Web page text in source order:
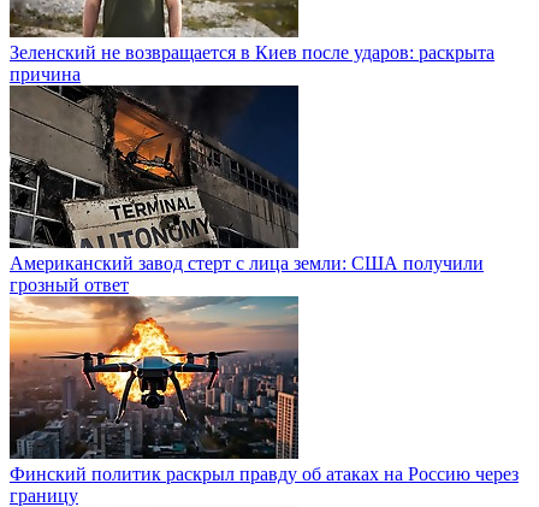
Зеленский не возвращается в Киев после ударов: раскрыта
причина
Американский завод стерт с лица земли: США получили
грозный ответ
Финский политик раскрыл правду об атаках на Россию через
границу